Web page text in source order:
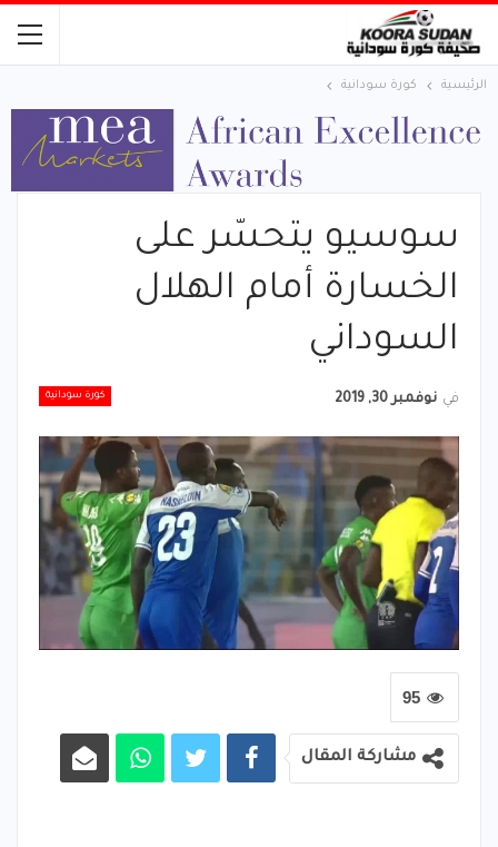
الرئيسية كورة سودانية
سوسيو يتحسّر على
الخسارة أمام الهلال
السوداني
كورة سودانية في نوفمبر 30, 2019
95
مشاركة المقال